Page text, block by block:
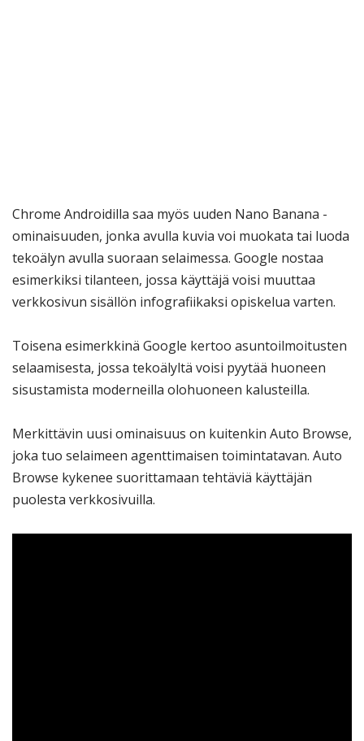
Chrome Androidilla saa myös uuden Nano Banana -
ominaisuuden, jonka avulla kuvia voi muokata tai luoda
tekoälyn avulla suoraan selaimessa. Google nostaa
esimerkiksi tilanteen, jossa käyttäjä voisi muuttaa
verkkosivun sisällön infografiikaksi opiskelua varten.
Toisena esimerkkinä Google kertoo asuntoilmoitusten
selaamisesta, jossa tekoälyltä voisi pyytää huoneen
sisustamista moderneilla olohuoneen kalusteilla.
Merkittävin uusi ominaisuus on kuitenkin Auto Browse,
joka tuo selaimeen agenttimaisen toimintatavan. Auto
Browse kykenee suorittamaan tehtäviä käyttäjän
puolesta verkkosivuilla.